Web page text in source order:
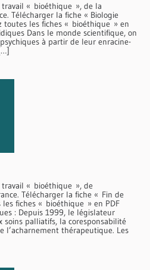
« bioéthique », de la
Télécharger la fiche « Biologie
toutes les fiches « bioéthique » en
Dans le monde scientifique, on
à partir de leur enracine­
« bioéthique », de
Télécharger la fiche « Fin de
fiches « bioéthique » en PDF
: Depuis 1999, le législateur
soins palliatifs, la coresponsabilité
l’acharnement thérapeutique. Les